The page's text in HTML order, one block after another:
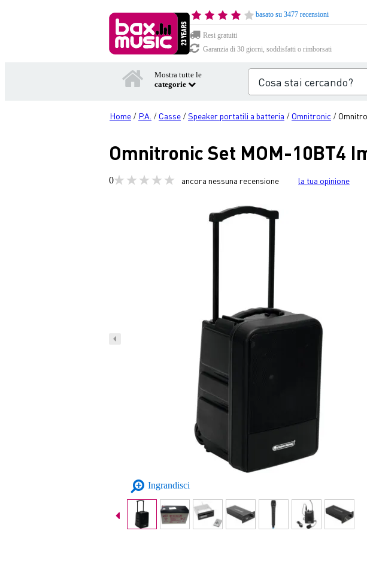
basato su 3477 recensioni
Resi gratuiti
Garanzia di 30 giorni, soddisfatti o rimborsati
Mostra tutte le
categorie
Home / P.A. / Casse /Speaker portatili a batteria / Omnitronic /
Omnitronic Set MOM-10BT4
0 ancora nessuna recensione la tua opinione
Ingrandisci